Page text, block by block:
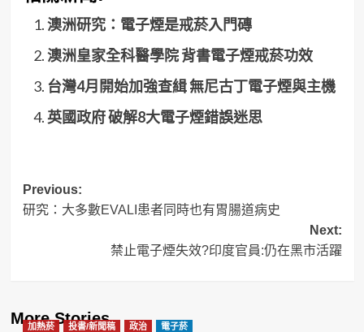
澳洲研究：電子煙是戒菸入門磚
澳洲皇家全科醫學院 背書電子煙戒菸功效
台灣4月開始加強查緝 無尼古丁電子煙與主機
英國政府 破解8大電子煙錯誤迷思
Post
navigation
Previous:
研究：大多數EVALI患者同時也有胃腸道病史
Next:
禁止電子煙失效?印度官員:仍在黑市活躍
More Stories
加熱菸 投書/新聞稿 政治 電子菸